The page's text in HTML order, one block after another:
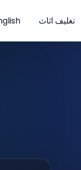
تغليف اثاث